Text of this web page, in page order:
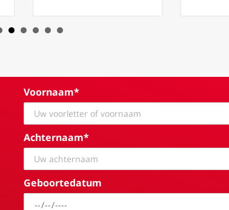
Voornaam*
Achternaam*
Geboortedatum